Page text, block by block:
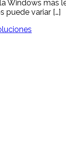
Windows mas
puede variar […]